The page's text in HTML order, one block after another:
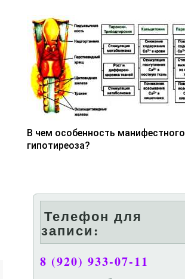
В чем особенность манифестного
гипотиреоза?
Телефон для
записи:
8 (920) 933-07-11